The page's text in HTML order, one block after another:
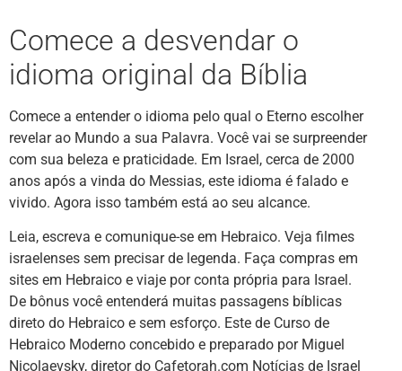
Comece a desvendar o
idioma original da Bíblia
Comece a entender o idioma pelo qual o Eterno escolher
revelar ao Mundo a sua Palavra. Você vai se surpreender
com sua beleza e praticidade. Em Israel, cerca de 2000
anos após a vinda do Messias, este idioma é falado e
vivido. Agora isso também está ao seu alcance.
Leia, escreva e comunique-se em Hebraico. Veja filmes
israelenses sem precisar de legenda. Faça compras em
sites em Hebraico e viaje por conta própria para Israel.
De bônus você entenderá muitas passagens bíblicas
direto do Hebraico e sem esforço. Este de Curso de
Hebraico Moderno concebido e preparado por Miguel
Nicolaevsky, diretor do Cafetorah.com Notícias de Israel